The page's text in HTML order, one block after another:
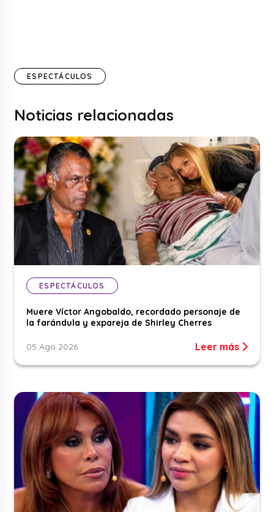
ESPECTÁCULOS
Noticias relacionadas
ESPECTÁCULOS
Muere Víctor Angobaldo, recordado personaje de
la farándula y expareja de Shirley Cherres
05 Ago 2026 Leer más